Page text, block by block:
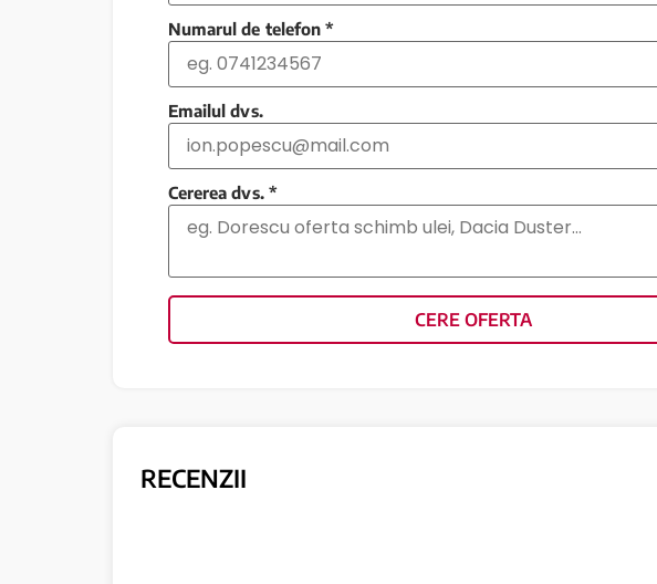
Numarul de telefon *
Emailul dvs.
Cererea dvs. *
CERE OFERTA
RECENZII